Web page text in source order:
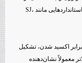
عملکرد طراحی شده است. برای خودروهای بنزینی، استانداردهایی مانند SJ،
برابر اکسید شدن، تشکیل
معمولاً نشان‌دهنده